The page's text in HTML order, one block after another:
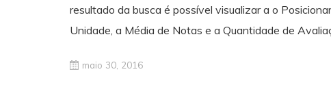
resultado da busca é possível visualizar a o
Unidade, a Média de Notas e a Quantidade de
maio 30, 2016